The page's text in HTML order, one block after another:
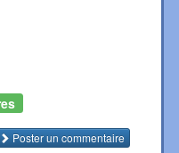
Poster un commentaire